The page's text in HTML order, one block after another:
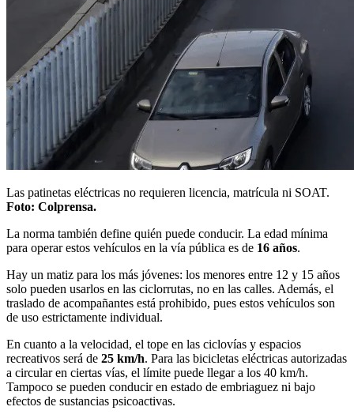
Las patinetas eléctricas no requieren licencia, matrícula ni SOAT.
Foto: Colprensa.
La norma también define quién puede conducir. La edad mínima
para operar estos vehículos en la vía pública es de 16 años.
Hay un matiz para los más jóvenes: los menores entre 12 y 15 años
solo pueden usarlos en las ciclorrutas, no en las calles. Además, el
traslado de acompañantes está prohibido, pues estos vehículos son
de uso estrictamente individual.
En cuanto a la velocidad, el tope en las ciclovías y espacios
recreativos será de 25 km/h. Para las bicicletas eléctricas autorizadas
a circular en ciertas vías, el límite puede llegar a los 40 km/h.
Tampoco se pueden conducir en estado de embriaguez ni bajo
efectos de sustancias psicoactivas.